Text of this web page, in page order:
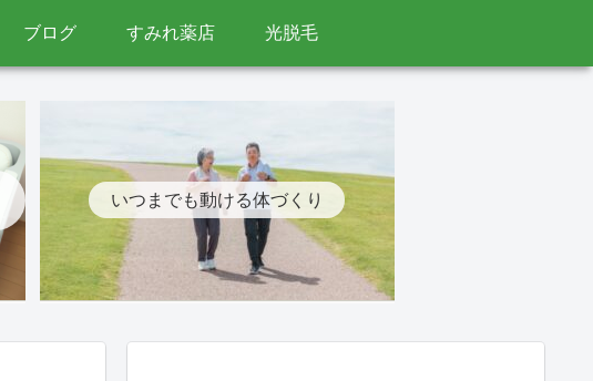
ブログ すみれ薬店 光脱毛
いつまでも動ける体づくり